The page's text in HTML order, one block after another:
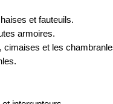
et fauteuils.
armoires.
cimaises et les